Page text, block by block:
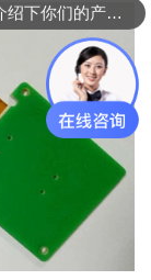
可以介绍下你们的产品么？